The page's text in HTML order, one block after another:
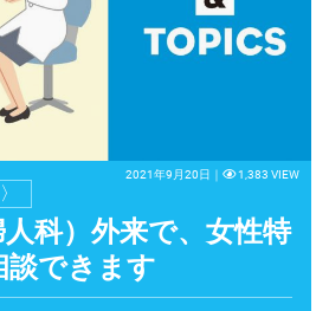
科）外来で、女性特
談できます
2021年9月20日｜ 1,383 VIEW